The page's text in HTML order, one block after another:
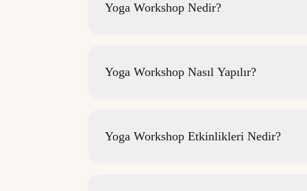
Yoga Workshop Nedir?
Yoga Workshop Nasıl Yapılır?
Yoga Workshop Etkinlikleri Nedir?